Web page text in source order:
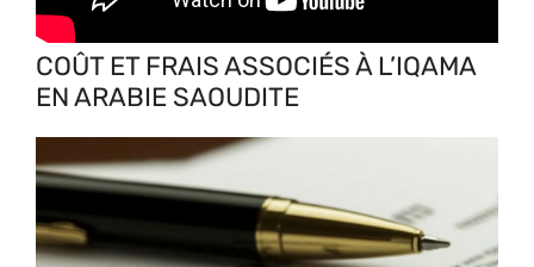
COÛT ET FRAIS ASSOCIÉS À L’IQAMA
EN ARABIE SAOUDITE